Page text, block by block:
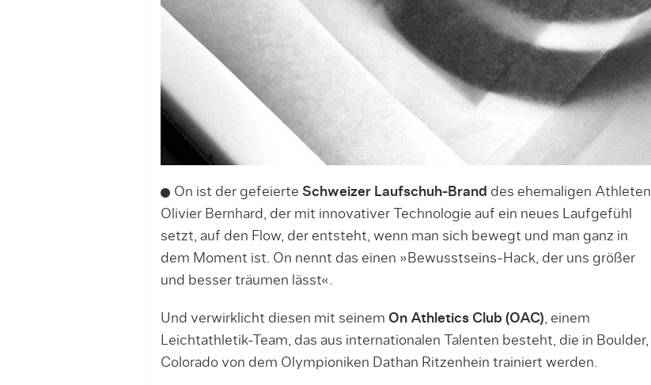
On ist der gefeierte Schweizer Laufschuh-Brand des ehemaligen Athleten
Olivier Bernhard, der mit innovativer Technologie auf ein neues Laufgefühl
setzt, auf den Flow, der entsteht, wenn man sich bewegt und man ganz in
dem Moment ist. On nennt das einen »Bewusstseins-Hack, der uns größer
und besser träumen lässt«.
Und verwirklicht diesen mit seinem On Athletics Club (OAC), einem
Leichtathletik-Team, das aus internationalen Talenten besteht, die in Boulder,
Colorado von dem Olympioniken Dathan Ritzenhein trainiert werden.